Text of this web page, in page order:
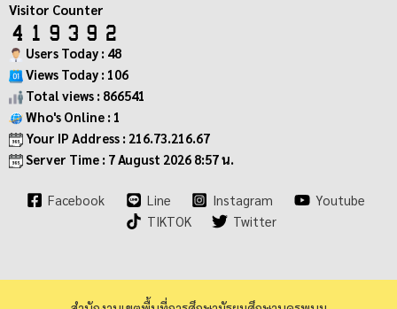
Visitor Counter
Users Today : 48
Views Today : 106
Total views : 866541
Who's Online : 1
Your IP Address : 216.73.216.67
Server Time : 7 August 2026 8:57 น.
Facebook Line Instagram
Youtube
TIKTOK
Twitter